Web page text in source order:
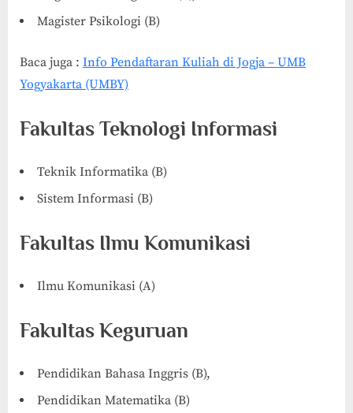
Magister Psikologi (B)
Baca juga : Info Pendaftaran Kuliah di Jogja – UMB
Yogyakarta (UMBY)
Fakultas Teknologi Informasi
Teknik Informatika (B)
Sistem Informasi (B)
Fakultas Ilmu Komunikasi
Ilmu Komunikasi (A)
Fakultas Keguruan
Pendidikan Bahasa Inggris (B),
Pendidikan Matematika (B)